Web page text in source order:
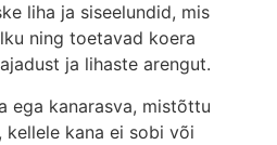
liha ja siseelundid, mis
ning toetavad koera
ja lihaste arengut.
ega kanarasva, mistõttu
kana ei sobi või